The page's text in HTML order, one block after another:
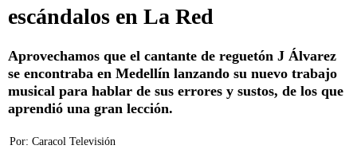
escándalos en La Red
Aprovechamos que el cantante de reguetón J Álvarez
se encontraba en Medellín lanzando su nuevo trabajo
musical para hablar de sus errores y sustos, de los que
aprendió una gran lección.
Por: Caracol Televisión